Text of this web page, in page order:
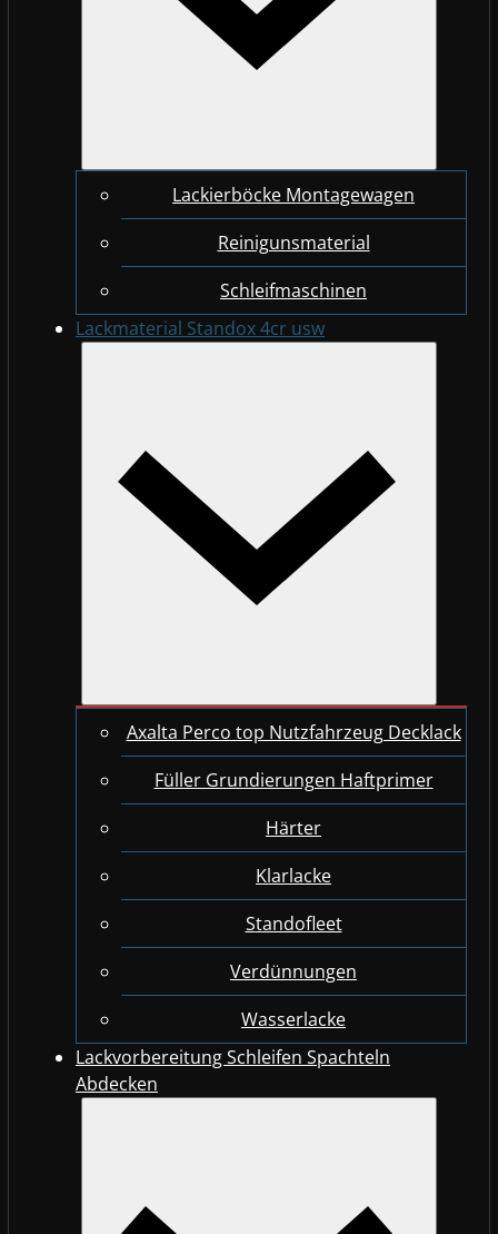
Lackierböcke Montagewagen
Reinigunsmaterial
Schleifmaschinen
Lackmaterial Standox 4cr usw
Axalta Perco top Nutzfahrzeug Decklack
Füller Grundierungen Haftprimer
Härter
Klarlacke
Standofleet
Verdünnungen
Wasserlacke
Lackvorbereitung Schleifen Spachteln
Abdecken